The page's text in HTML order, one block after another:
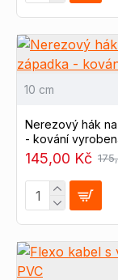
10 cm
Nerezový hák
- kování
145,00 Kč